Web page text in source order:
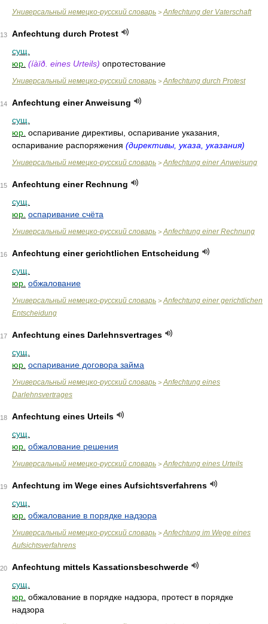
Универсальный немецко-русский словарь > Anfechtung der Vaterschaft
13
Anfechtung durch Protest
сущ.
юр. (íàïð. eines Urteils) опротестование
Универсальный немецко-русский словарь > Anfechtung durch Protest
14
Anfechtung einer Anweisung
сущ.
юр. оспаривание директивы, оспаривание указания,
оспаривание распоряжения (директивы, указа, указания)
Универсальный немецко-русский словарь > Anfechtung einer Anweisung
15
Anfechtung einer Rechnung
сущ.
юр. оспаривание счёта
Универсальный немецко-русский словарь > Anfechtung einer Rechnung
16
Anfechtung einer gerichtlichen Entscheidung
сущ.
юр. обжалование
Универсальный немецко-русский словарь > Anfechtung einer gerichtlichen
Entscheidung
17
Anfechtung eines Darlehnsvertrages
сущ.
юр. оспаривание договора займа
Универсальный немецко-русский словарь > Anfechtung eines
Darlehnsvertrages
18
Anfechtung eines Urteils
сущ.
юр. обжалование решения
Универсальный немецко-русский словарь > Anfechtung eines Urteils
19
Anfechtung im Wege eines Aufsichtsverfahrens
сущ.
юр. обжалование в порядке надзора
Универсальный немецко-русский словарь > Anfechtung im Wege eines
Aufsichtsverfahrens
20
Anfechtung mittels Kassationsbeschwerde
сущ.
юр. обжалование в порядке надзора, протест в порядке
надзора